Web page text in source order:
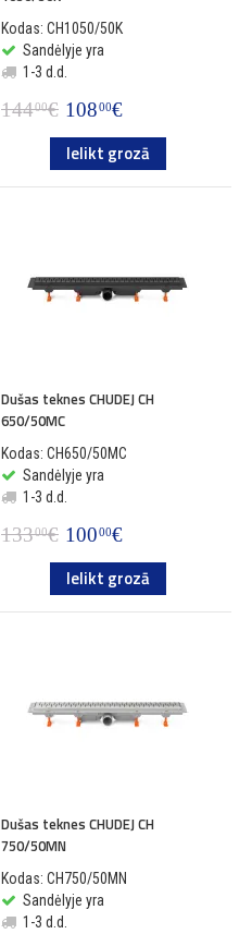
Kodas: CH1050/50K
Sandėlyje yra
1-3 d.d.
14400€ 10800€
Ielikt grozā
Dušas teknes CHUDEJ CH
650/50MC
Kodas: CH650/50MC
Sandėlyje yra
1-3 d.d.
13300€ 10000€
Ielikt grozā
Dušas teknes CHUDEJ CH
750/50MN
Kodas: CH750/50MN
Sandėlyje yra
1-3 d.d.